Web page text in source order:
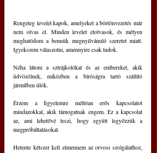
Rengeteg levelet kapok, amelyeket a börtönvezetés már
nem olvas el. Minden levelet elolvasok, és mélyen
meghatódom a bennük megnyilvánuló szeretet miatt.
Igyekszem válaszolni, amennyire csak tudok.
Néha látom a sztrájkolókat és az embereket, akik
üdvözölnek, miközben a bíróságra tartó szállító
járműben ülök.
Érzem a figyelemre méltóan erős kapcsolatot
mindazokkal, akik támogatnak engem. Ez a kapcsolat
az, ami lehetővé teszi, hogy együtt legyőzzük a
megpróbáltatásokat.
Hetente kétszer kell elmennem az orvosi szolgálathoz,